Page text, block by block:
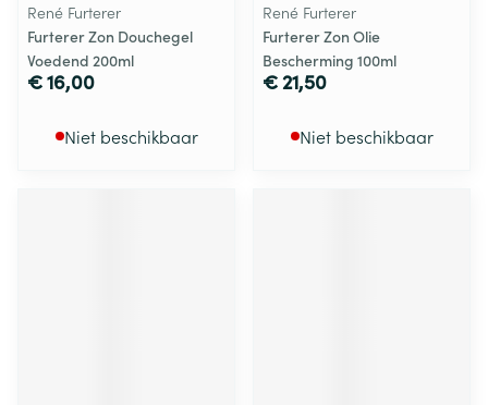
René Furterer
Furterer Zon Douchegel
Voedend 200ml
€ 16,00
Niet beschikbaar
René Furterer
Furterer Zon Olie
Bescherming 100ml
€ 21,50
Niet beschikbaar